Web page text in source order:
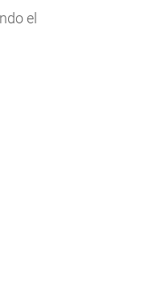
el